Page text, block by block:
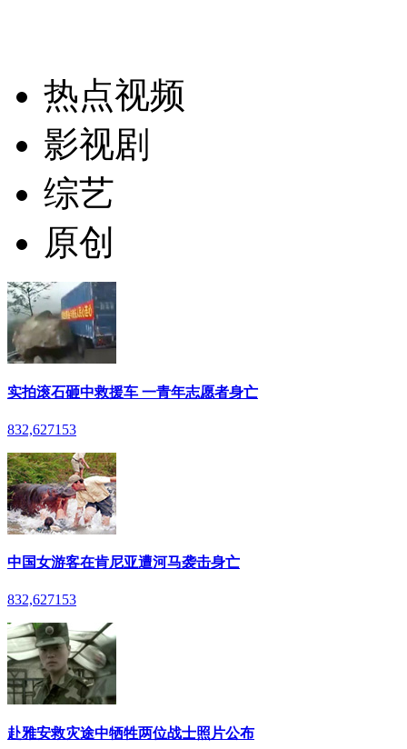
热点视频
影视剧
综艺
原创
实拍滚石砸中救援车 一青年志愿者身亡
832,627153
中国女游客在肯尼亚遭河马袭击身亡
832,627153
赴雅安救灾途中牺牲两位战士照片公布